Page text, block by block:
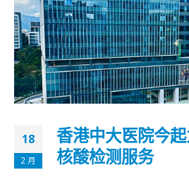
18
2 月
香港中大医院今
核酸检测服务